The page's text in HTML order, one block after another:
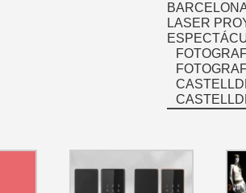
LASER